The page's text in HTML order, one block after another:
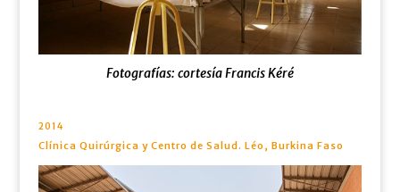
Fotografías: cortesía Francis Kéré
2014
Clínica Quirúrgica y Centro de Salud. Léo, Burkina Faso